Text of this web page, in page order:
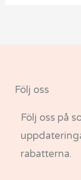
Följ oss
Följ oss på
rabatterna.